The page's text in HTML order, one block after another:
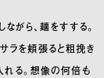
がら、麺をすする。
ラを頬張ると粗挽き
れる。想像の何倍も